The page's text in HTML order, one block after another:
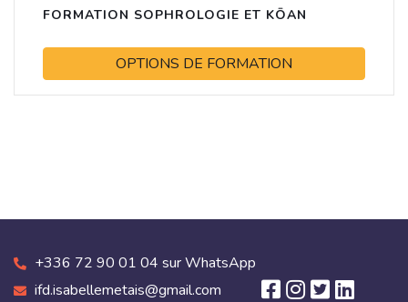
FORMATION SOPHROLOGIE ET KŌAN
OPTIONS DE FORMATION
+336 72 90 01 04 sur WhatsApp
ifd.isabellemetais@gmail.com